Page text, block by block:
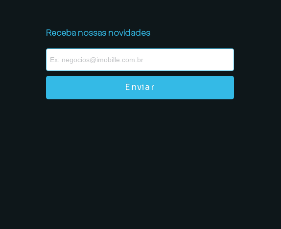
Receba nossas novidades
Enviar